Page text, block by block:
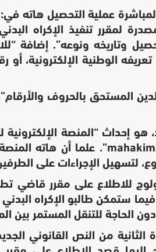
لمباشرة عملية التحصيل هاته
لمقرر تنفيذ الإكراه
وتاريخه ونوعه”. إضافة
الوطنية الإلكترونية، أو
المستحق بالحروف
إحداث “المنصة الإلكترونية
علما أن هاته
لتسهيل الإجراءات على
للاطلاع على مقرر قاضي
فيما ستمكن طالبو الإكراه
الحاجة للتنقل المستمر بين
الثانية من النص القانوني